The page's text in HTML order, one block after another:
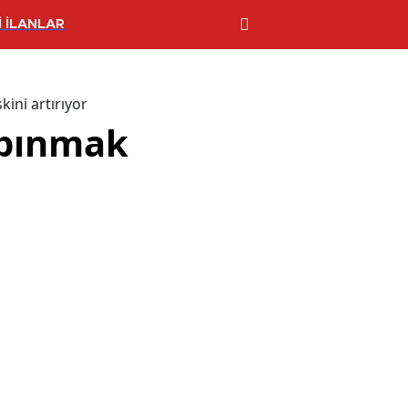
İLANLAR
artırıyor